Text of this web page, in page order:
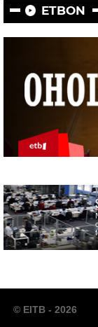
ETBON
© EITB - 2026